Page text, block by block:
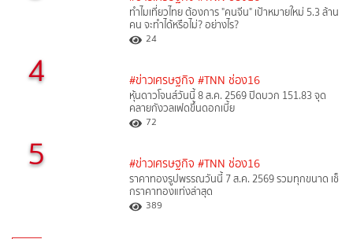
ทำไมเที่ยวไทย ต้องการ "คนจีน" เป้าหมายใหม่ 5.3 ล้าน
คน จะทำได้หรือไม่? อย่างไร?
24
4 #ข่าวเศรษฐกิจ #TNN ช่อง16
หุ้นดาวโจนส์วันนี้ 8 ส.ค. 2569 ปิดบวก 151.83 จุด
คลายกังวลเฟดขึ้นดอกเบี้ย
72
5 #ข่าวเศรษฐกิจ #TNN ช่อง16
ราคาทองรูปพรรณวันนี้ 7 ส.ค. 2569 รวมทุกขนาด เช็
กราคาทองแท่งล่าสุด
389